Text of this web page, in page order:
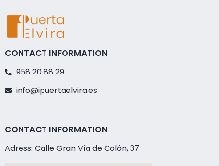
CONTACT INFORMATION
958 20 88 29
info@ipuertaelvira.es
CONTACT INFORMATION
Adress: Calle Gran Vía de Colón, 37